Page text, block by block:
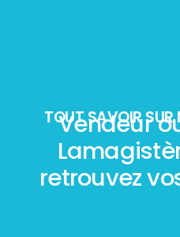
TOUT SAVOIR SUR
Vendeur
retrouvez